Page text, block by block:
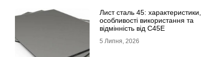
Лист сталь 45: характеристики,
особливості використання та
відмінність від C45E
5 Липня, 2026